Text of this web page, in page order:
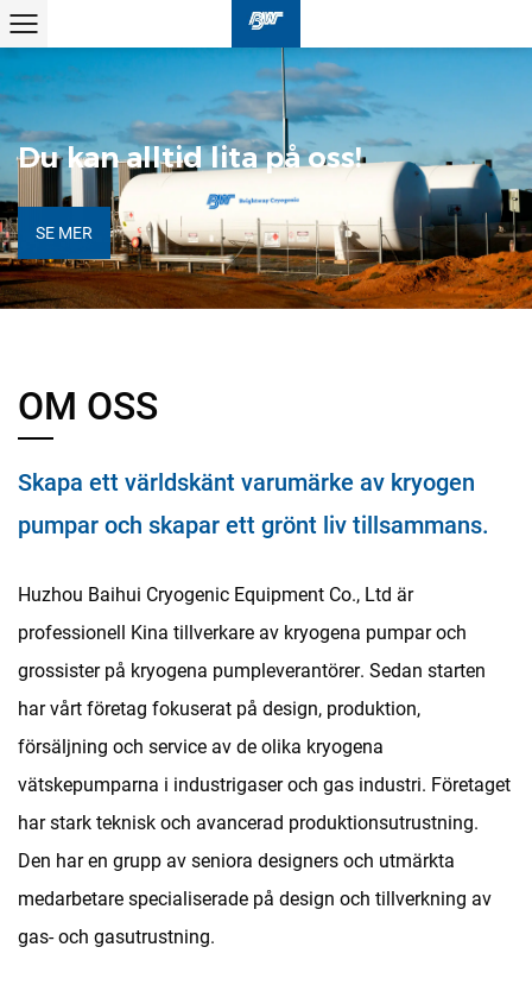
Du kan alltid lita på oss!
SE MER
OM OSS
Skapa ett världskänt varumärke av kryogen
pumpar och skapar ett grönt liv tillsammans.
Huzhou Baihui Cryogenic Equipment Co., Ltd är
professionell Kina tillverkare av kryogena pumpar och
grossister på kryogena pumpleverantörer. Sedan starten
har vårt företag fokuserat på design, produktion,
försäljning och service av de olika kryogena
vätskepumparna i industrigaser och gas industri. Företaget
har stark teknisk och avancerad produktionsutrustning.
Den har en grupp av seniora designers och utmärkta
medarbetare specialiserade på design och tillverkning av
gas- och gasutrustning.